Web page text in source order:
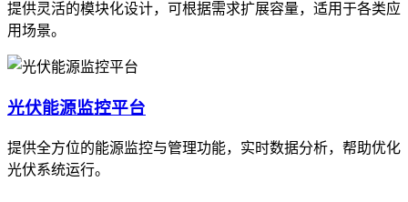
提供灵活的模块化设计，可根据需求扩展容量，适用于各类应
用场景。
光伏能源监控平台
提供全方位的能源监控与管理功能，实时数据分析，帮助优化
光伏系统运行。